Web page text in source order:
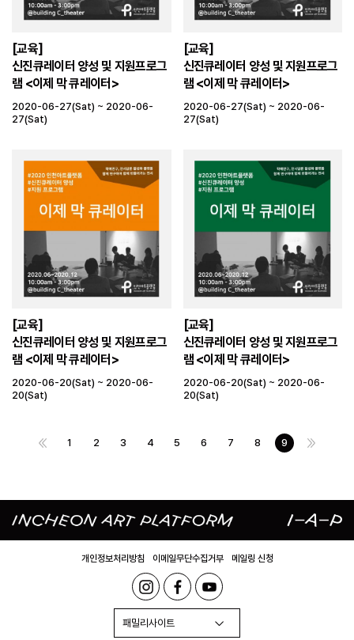
[교육]
신진큐레이터 양성 및 지원프로그
램 <이제 막 큐레이터>
2020-06-27(Sat) ~ 2020-06-
27(Sat)
[교육]
신진큐레이터 양성 및 지원프로그
램 <이제 막 큐레이터>
2020-06-27(Sat) ~ 2020-06-
27(Sat)
[교육]
신진큐레이터 양성 및 지원프로그
램 <이제 막 큐레이터>
2020-06-20(Sat) ~ 2020-06-
20(Sat)
[교육]
신진큐레이터 양성 및 지원프로그
램 <이제 막 큐레이터>
2020-06-20(Sat) ~ 2020-06-
20(Sat)
1 2 3 4 5 6 7 8 9
개인정보처리방침 이메일무단수집거부 메일링 신청
패밀리사이트